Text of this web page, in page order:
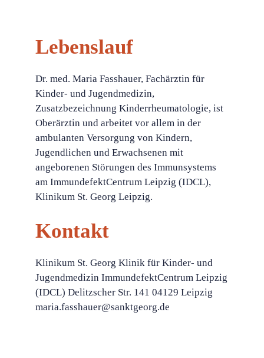
Lebenslauf
Dr. med. Maria Fasshauer, Fachärztin für
Kinder- und Jugendmedizin,
Zusatzbezeichnung Kinderrheumatologie, ist
Oberärztin und arbeitet vor allem in der
ambulanten Versorgung von Kindern,
Jugendlichen und Erwachsenen mit
angeborenen Störungen des Immunsystems
am ImmundefektCentrum Leipzig (IDCL),
Klinikum St. Georg Leipzig.
Kontakt
Klinikum St. Georg Klinik für Kinder- und
Jugendmedizin ImmundefektCentrum Leipzig
(IDCL) Delitzscher Str. 141 04129 Leipzig
maria.fasshauer@sanktgeorg.de